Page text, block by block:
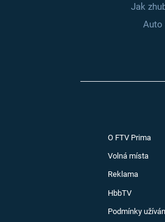
Jak
Auto
O FTV Prima
Volná místa
Reklama
HbbTV
Podmínky